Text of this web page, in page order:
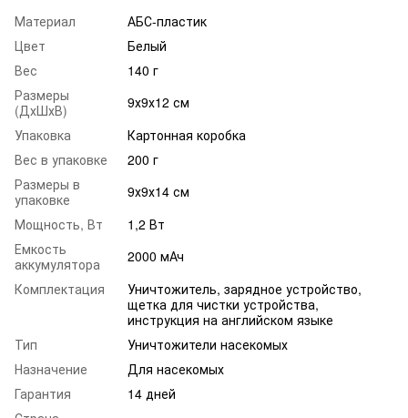
Материал
АБС-пластик
Цвет
Белый
Вес
140 г
Размеры
(ДхШхВ)
9х9х12 см
Упаковка
Картонная коробка
Вес в упаковке
200 г
Размеры в
упаковке
9х9х14 см
Мощность, Вт
1,2 Вт
Емкость
аккумулятора
2000 мАч
Комплектация
Уничтожитель, зарядное устройство,
щетка для чистки устройства,
инструкция на английском языке
Тип
Уничтожители насекомых
Назначение
Для насекомых
Гарантия
14 дней